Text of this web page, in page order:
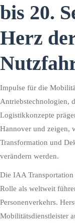
bis 20.
Herz
Impulse für die
Antriebstechnologien,
Logistikkonzepte
Hannover und zeigen,
Transformation und
verändern werden.
Die IAA
Rolle als weltweit
Personenverkehrs.
Mobilitätsdienstleister